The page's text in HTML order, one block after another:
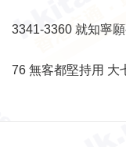
3341-3360 就知寧
76 無客都堅持用 大